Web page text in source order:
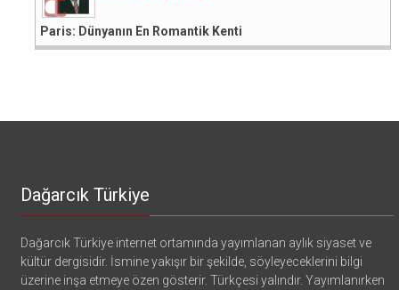
Paris: Dünyanın En Romantik Kenti
Dağarcık Türkiye
Dağarcık Türkiye internet ortamında yayımlanan aylık siyaset ve
kültür dergisidir. İsmine yakışır bir şekilde, söyleyeceklerini bilgi
üzerine inşa etmeye özen gösterir. Türkçesi yalındır. Yayımlanırken